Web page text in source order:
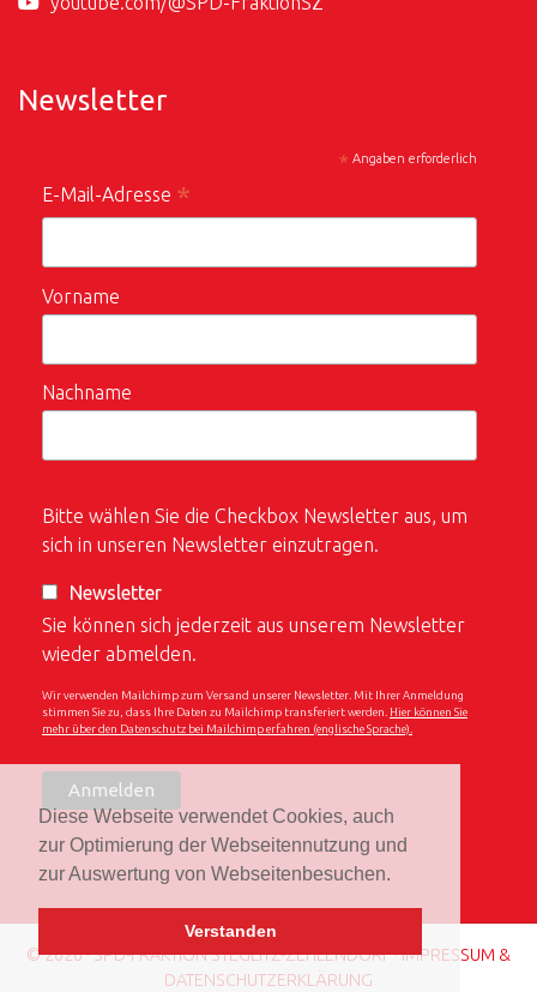
Diese Webseite verwendet Cookies, auch
zur Optimierung der Webseitennutzung und
zur Auswertung von Webseitenbesuchen.
Verstanden
Newsletter
* Angaben erforderlich
E-Mail-Adresse *
Vorname
Nachname
Bitte wählen Sie die Checkbox Newsletter aus, um
sich in unseren Newsletter einzutragen.
Newsletter
Sie können sich jederzeit aus unserem Newsletter
wieder abmelden.
Wir verwenden Mailchimp zum Versand unserer Newsletter. Mit Ihrer Anmeldung
stimmen Sie zu, dass Ihre Daten zu Mailchimp transferiert werden. Hier können Sie
mehr über den Datenschutz bei Mailchimp erfahren (englische Sprache).
© 2026 · SPD-FRAKTION STEGLITZ-ZEHLENDORF ·IMPRESSUM &
DATENSCHUTZERKLÄRUNG